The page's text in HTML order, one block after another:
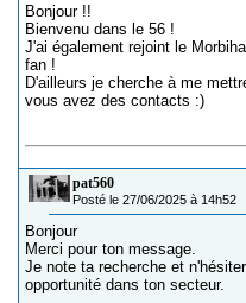
Bonjour !!
Bienvenu dans le 56 !
J'ai également rejoint le
fan !
D'ailleurs je cherche à me
vous avez des contacts :)
pat560
Posté le 27/06/2025 à 14h52
Bonjour
Merci pour ton message.
Je note ta recherche et
opportunité dans ton secteur.